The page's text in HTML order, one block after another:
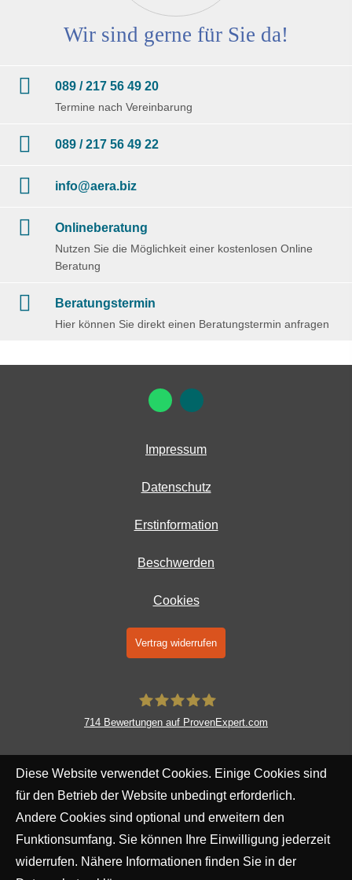
Wir sind gerne für Sie da!
089 / 217 56 49 20
Termine nach Vereinbarung
089 / 217 56 49 22
info@aera.biz
Onlineberatung
Nutzen Sie die Möglichkeit einer kostenlosen Online
Beratung
Beratungstermin
Hier können Sie direkt einen Beratungstermin anfragen
Impressum
Datenschutz
Erstinformation
Beschwerden
Cookies
Vertrag widerrufen
GmbH
714 Bewertungen auf ProvenExpert.com
Diese Website verwendet Cookies. Einige Cookies sind
für den Betrieb der Website unbedingt erforderlich.
Andere Cookies sind optional und erweitern den
Funktionsumfang. Sie können Ihre Einwilligung jederzeit
widerrufen. Nähere Informationen finden Sie in der